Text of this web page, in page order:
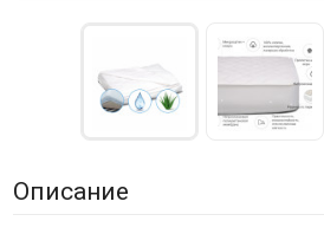
Описание